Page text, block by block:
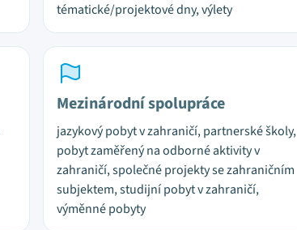
tématické/projektové dny, výlety
Mezinárodní spolupráce
jazykový pobyt v zahraničí, partnerské školy,
pobyt zaměřený na odborné aktivity v
zahraničí, společné projekty se zahraničním
subjektem, studijní pobyt v zahraničí,
výměnné pobyty